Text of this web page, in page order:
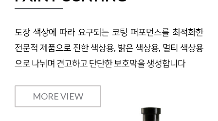
도장 색상에 따라 요구되는 코팅 퍼포먼스를 최적화한
전문적 제품으로 진한 색상용, 밝은 색상용, 멀티 색상용
으로 나뉘며 견고하고 단단한 보호막을 생성합니다
MORE VIEW